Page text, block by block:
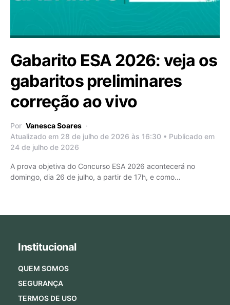
Gabarito ESA 2026: veja os
gabaritos preliminares
correção ao vivo
Por Vanesca Soares
Atualizado em 28 de julho de 2026 às 16:30 • Publicado em
24 de julho de 2026
A prova objetiva do Concurso ESA 2026 acontecerá no
domingo, dia 26 de julho, a partir de 17h, e como…
Institucional
QUEM SOMOS
SEGURANÇA
TERMOS DE USO